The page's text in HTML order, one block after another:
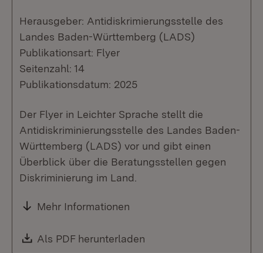
Herausgeber: Antidiskrimierungsstelle des
Landes Baden-Württemberg (LADS)
Publikationsart: Flyer
Seitenzahl: 14
Publikationsdatum: 2025
Der Flyer in Leichter Sprache stellt die
Antidiskriminierungsstelle des Landes Baden-
Württemberg (LADS) vor und gibt einen
Überblick über die Beratungsstellen gegen
Diskriminierung im Land.
Mehr Informationen
Download:
Als PDF herunterladen